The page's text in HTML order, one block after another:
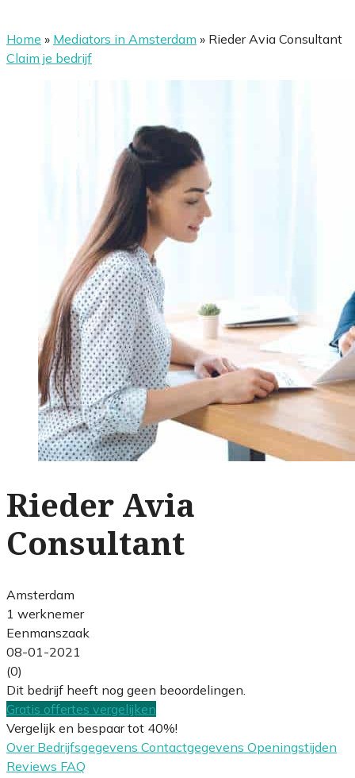
Home » Mediators in Amsterdam » Rieder Avia Consultant
Claim je bedrijf
Rieder Avia
Consultant
Amsterdam
1 werknemer
Eenmanszaak
08-01-2021
(0)
Dit bedrijf heeft nog geen beoordelingen.
Gratis offertes vergelijken
Vergelijk en bespaar tot 40%!
Over Bedrijfsgegevens Contactgegevens Openingstijden
Reviews FAQ